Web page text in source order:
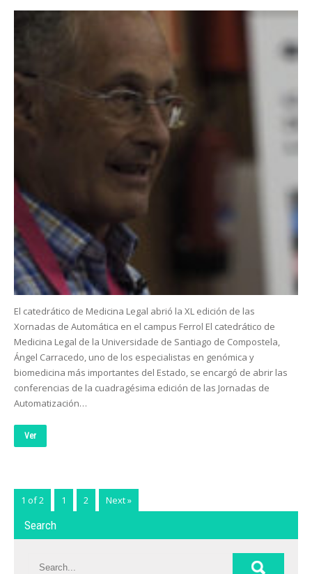
El catedrático de Medicina Legal abrió la XL edición de las
Xornadas de Automática en el campus Ferrol El catedrático de
Medicina Legal de la Universidade de Santiago de Compostela,
Ángel Carracedo, uno de los especialistas en genómica y
biomedicina más importantes del Estado, se encargó de abrir las
conferencias de la cuadragésima edición de las Jornadas de
Automatización…
Ver
1 of 2 1 2 Next »
Search